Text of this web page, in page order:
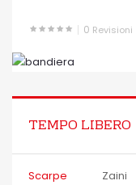
0 Revisioni
TEMPO LIBERO
Scarpe Zaini